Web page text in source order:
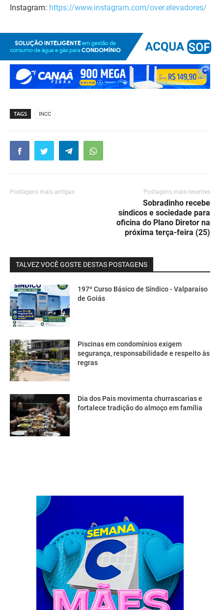
Instagram: https://www.instagram.com/over.elevadores/
TAGS INCC
Postagens mais antigas Postagens mais recentes
Sobradinho recebe
síndicos e sociedade para
oficina do Plano Diretor na
próxima terça-feira (25)
TALVEZ VOCÊ GOSTE DESTAS POSTAGENS
197º Curso Básico de Síndico - Valparaíso
de Goiás
Piscinas em condomínios exigem
segurança, responsabilidade e respeito às
regras
Dia dos Pais movimenta churrascarias e
fortalece tradição do almoço em família